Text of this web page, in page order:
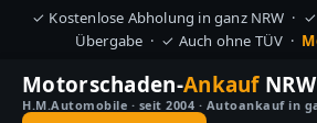
✓ Kostenlose Abholung in ganz NRW ·
Übergabe · ✓ Auch ohne TÜV ·
Motorschaden-AnkaufNRW
H.M.Automobile · seit 2004 · Autoankauf in